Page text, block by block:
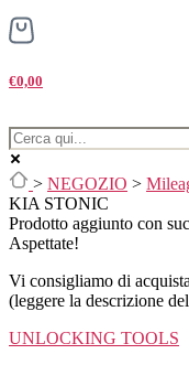
€0,00
> NEGOZIO >
KIA STONIC
Prodotto aggiunto con
Aspettate!
Vi consigliamo di
(leggere la descrizione
UNLOCKING TOOLS